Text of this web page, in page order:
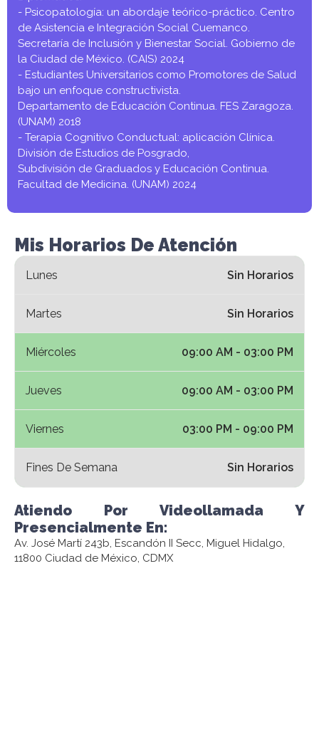
- Psicopatología: un abordaje teórico-práctico. Centro
de Asistencia e Integración Social Cuemanco.
Secretaría de Inclusión y Bienestar Social. Gobierno de
la Ciudad de México. (CAIS) 2024
- Estudiantes Universitarios como Promotores de Salud
bajo un enfoque constructivista.
Departamento de Educación Continua. FES Zaragoza.
(UNAM) 2018
- Terapia Cognitivo Conductual: aplicación Clínica.
División de Estudios de Posgrado,
Subdivisión de Graduados y Educación Continua.
Facultad de Medicina. (UNAM) 2024
Atiendo Por Videollamada Y
Presencialmente En:
Av. José Martí 243b, Escandón II Secc, Miguel Hidalgo,
11800 Ciudad de México, CDMX
Mis Horarios De Atención
Lunes Sin Horarios
Martes Sin Horarios
Miércoles 09:00 AM - 03:00 PM
Jueves 09:00 AM - 03:00 PM
Viernes 03:00 PM - 09:00 PM
Fines De Semana Sin Horarios